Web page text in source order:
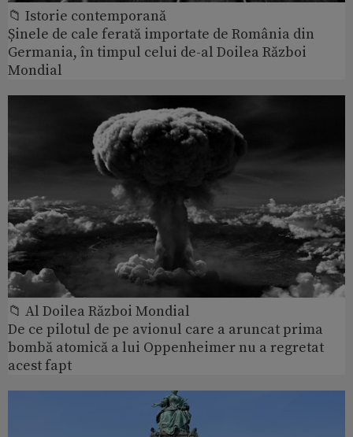
📁 Istorie contemporană
Șinele de cale ferată importate de România din
Germania, în timpul celui de-al Doilea Război
Mondial
📁 Al Doilea Război Mondial
De ce pilotul de pe avionul care a aruncat prima
bombă atomică a lui Oppenheimer nu a regretat
acest fapt